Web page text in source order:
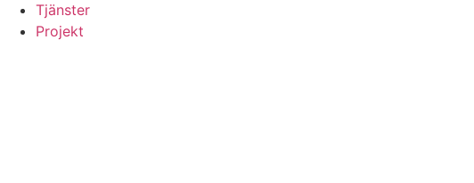
Tjänster
Projekt